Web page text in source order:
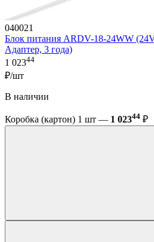
040021
Блок питания ARDV-18-24WW
Адаптер, 3 года)
1 02344
₽/шт
В наличии
Коробка (картон) 1 шт — 1 02344 ₽